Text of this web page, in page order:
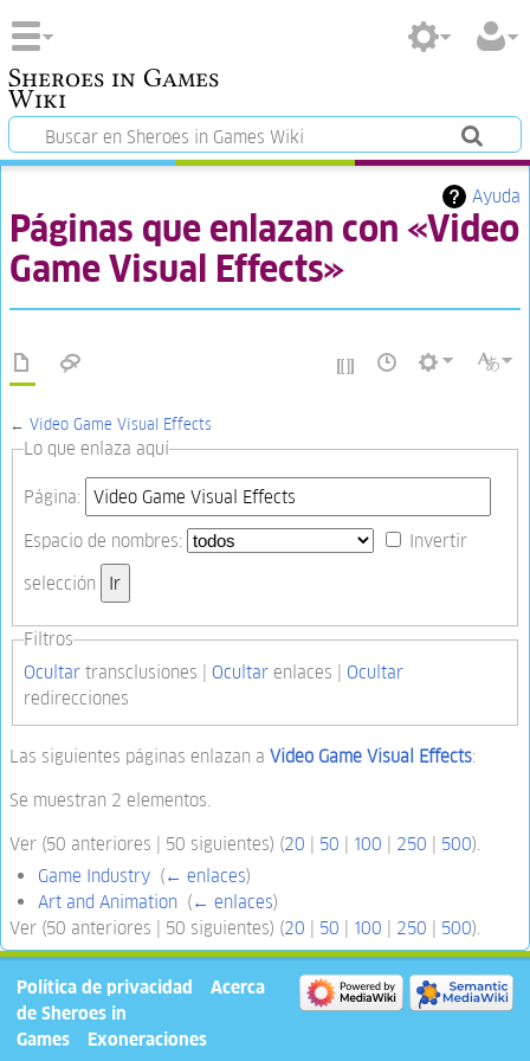
Sheroes in Games
Wiki
Ayuda
Páginas que enlazan con «Video
Game Visual Effects»
← Video Game Visual Effects
Lo que enlaza aquí
Página:
Espacio de nombres:
Invertir
selección
Filtros
Ocultar transclusiones | Ocultar enlaces | Ocultar
redirecciones
Las siguientes páginas enlazan a Video Game Visual Effects:
Se muestran 2 elementos.
Ver (50 anteriores | 50 siguientes) (20 50 100 250 500).
Game Industry (← enlaces)
Art and Animation (← enlaces)
Ver (50 anteriores | 50 siguientes) (20 | 50 | 100 | 250 | 500).
Política de privacidad
Acerca
de Sheroes in
Games
Exoneraciones